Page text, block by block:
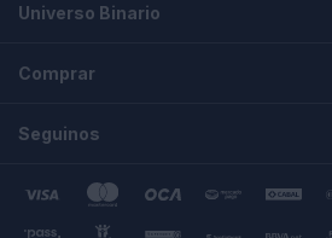
Universo Binario
Comprar
Seguinos